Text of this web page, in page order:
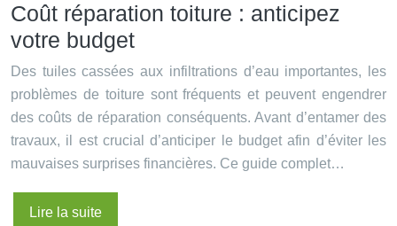
Coût réparation toiture : anticipez
votre budget
Des tuiles cassées aux infiltrations d’eau importantes, les
problèmes de toiture sont fréquents et peuvent engendrer
des coûts de réparation conséquents. Avant d’entamer des
travaux, il est crucial d’anticiper le budget afin d’éviter les
mauvaises surprises financières. Ce guide complet…
Lire la suite